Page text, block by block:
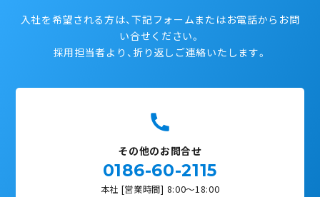
入社を希望される方は、下記フォームまたはお電話からお問
い合せください。
採用担当者より、折り返しご連絡いたします。
その他のお問合せ
0186-60-2115
本社 [営業時間] 8:00〜18:00